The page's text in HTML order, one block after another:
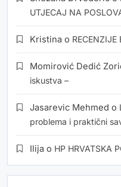
UTJECAJ NA
Kristina o RECENZIJE
Momirović Dedić
iskustva –
Jasarevic Mehmed o
problema i praktični
Ilija o HP HRVATSKA